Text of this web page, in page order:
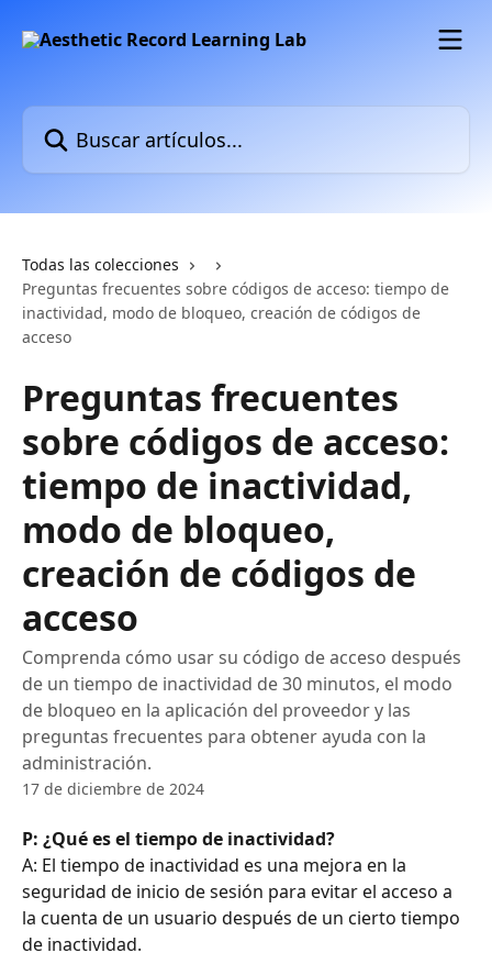
Buscar artículos...
Todas las colecciones
Preguntas frecuentes sobre códigos de acceso: tiempo de
inactividad, modo de bloqueo, creación de códigos de
acceso
Preguntas frecuentes
sobre códigos de acceso:
tiempo de inactividad,
modo de bloqueo,
creación de códigos de
acceso
Comprenda cómo usar su código de acceso después
de un tiempo de inactividad de 30 minutos, el modo
de bloqueo en la aplicación del proveedor y las
preguntas frecuentes para obtener ayuda con la
administración.
17 de diciembre de 2024
P: ¿Qué es el tiempo de inactividad?
A: El tiempo de inactividad es una mejora en la
seguridad de inicio de sesión para evitar el acceso a
la cuenta de un usuario después de un cierto tiempo
de inactividad.